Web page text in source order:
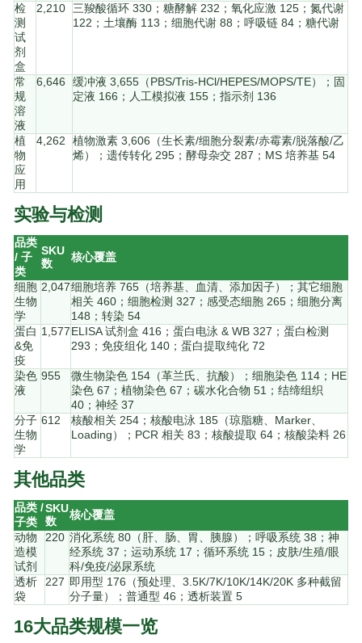
检
测
试
剂
盒
2,210
三羧酸循环 330；糖酵解 232；氧化应激 125；氮代谢
122；土壤酶 113；细胞代谢 88；呼吸链 84；糖代谢
常
规
溶
液
6,646
缓冲液 3,655（PBS/Tris-HCl/HEPES/MOPS/TE）；固
定液 166；人工模拟液 155；指示剂 136
植
物
应
用
4,262
植物激素 3,606（生长素/细胞分裂素/赤霉素/脱落酸/乙
烯）；遗传转化 295；酵母杂交 287；MS 培养基 54
实验与检测
品类
/ 子
类
SKU
数
核心覆盖
细胞
生物
学
2,047细胞培养 765（培养基、血清、添加因子）；其它细胞
相关 460；细胞检测 327；感受态细胞 265；细胞分离
148；转染 54
蛋白
&免
疫
1,577ELISA 试剂盒 416；蛋白电泳 & WB 327；蛋白检测
293；免疫组化 140；蛋白提取纯化 72
染色
液
955
微生物染色 154（革兰氏、抗酸）；细胞染色 114；HE
染色 67；植物染色 67；碳水化合物 51；结缔组织
40；神经 37
分子
生物
学
612
核酸相关 254；核酸电泳 185（琼脂糖、Marker、
Loading）；PCR 相关 83；核酸提取 64；核酸染料 26
其他品类
品类 /
子类
SKU
数
核心覆盖
动物
造模
试剂
220 消化系统 80（肝、肠、胃、胰腺）；呼吸系统 38；神
经系统 37；运动系统 17；循环系统 15；皮肤/生殖/眼
科/免疫/泌尿系统
透析
袋
227 即用型 176（预处理、3.5K/7K/10K/14K/20K 多种截留
分子量）；普通型 46；透析装置 5
16大品类规模一览